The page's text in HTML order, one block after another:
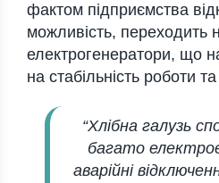
фактом підприємства
можливість, переходить
електрогенератори, що
на стабільність роботи
“Хлібна галузь
багато
аварійні